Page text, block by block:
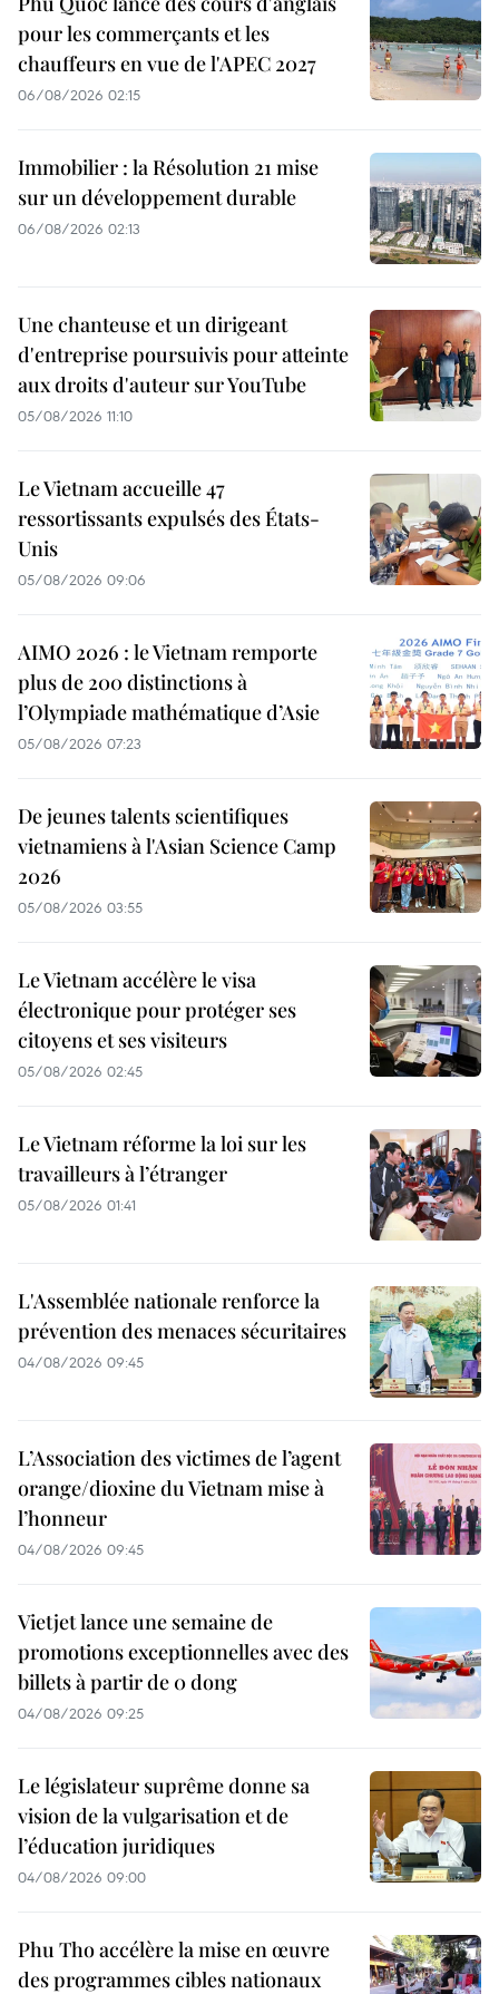
pour les commerçants et les
chauffeurs en vue de l'APEC 2027
06/08/2026 02:15
Immobilier : la Résolution 21 mise
sur un développement durable
06/08/2026 02:13
Une chanteuse et un dirigeant
d'entreprise poursuivis pour atteinte
aux droits d'auteur sur YouTube
05/08/2026 11:10
Le Vietnam accueille 47
ressortissants expulsés des États-
Unis
05/08/2026 09:06
AIMO 2026 : le Vietnam remporte
plus de 200 distinctions à
l’Olympiade mathématique d’Asie
05/08/2026 07:23
De jeunes talents scientifiques
vietnamiens à l'Asian Science Camp
2026
05/08/2026 03:55
Le Vietnam accélère le visa
électronique pour protéger ses
citoyens et ses visiteurs
05/08/2026 02:45
Le Vietnam réforme la loi sur les
travailleurs à l’étranger
05/08/2026 01:41
L'Assemblée nationale renforce la
prévention des menaces sécuritaires
04/08/2026 09:45
L’Association des victimes de l’agent
orange/dioxine du Vietnam mise à
l’honneur
04/08/2026 09:45
Vietjet lance une semaine de
promotions exceptionnelles avec des
billets à partir de 0 dong
04/08/2026 09:25
Le législateur suprême donne sa
vision de la vulgarisation et de
l’éducation juridiques
04/08/2026 09:00
Phu Tho accélère la mise en œuvre
des programmes cibles nationaux